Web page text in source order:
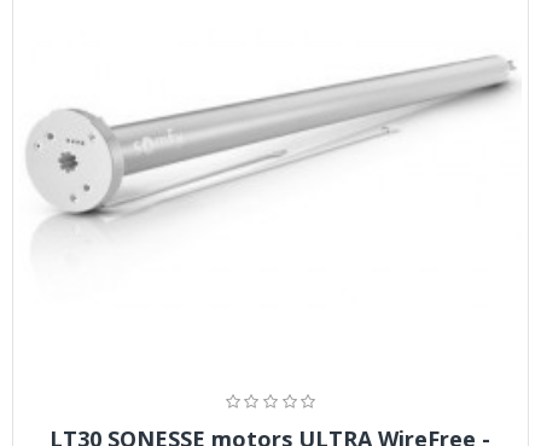
LT30 SONESSE motors ULTRA WireFree -